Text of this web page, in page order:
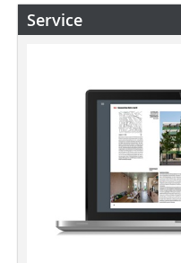
Service